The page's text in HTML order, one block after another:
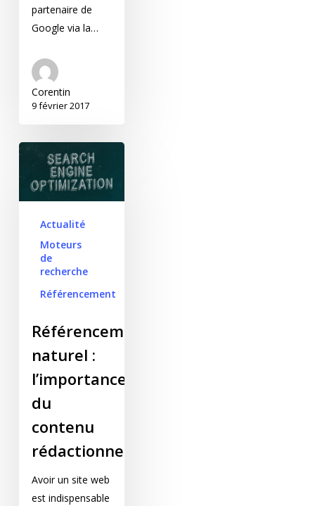
partenaire de
Google via la…
Corentin
9 février 2017
Référencement naturel
: l’importance du
contenu rédactionnel
Actualité
Moteurs
de
recherche
Référencement
Référencement
naturel :
l’importance
du
contenu
rédactionnel
Avoir un site web
est indispensable